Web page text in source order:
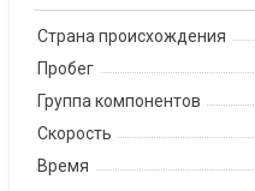
Страна происхождения
Пробег
Группа компонентов
Скорость
Время